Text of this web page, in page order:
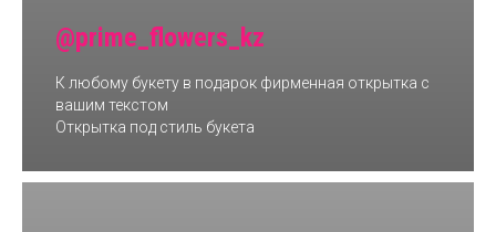
@prime_flowers_kz
К любому букету в подарок фирменная открытка с
вашим текстом
Открытка под стиль букета